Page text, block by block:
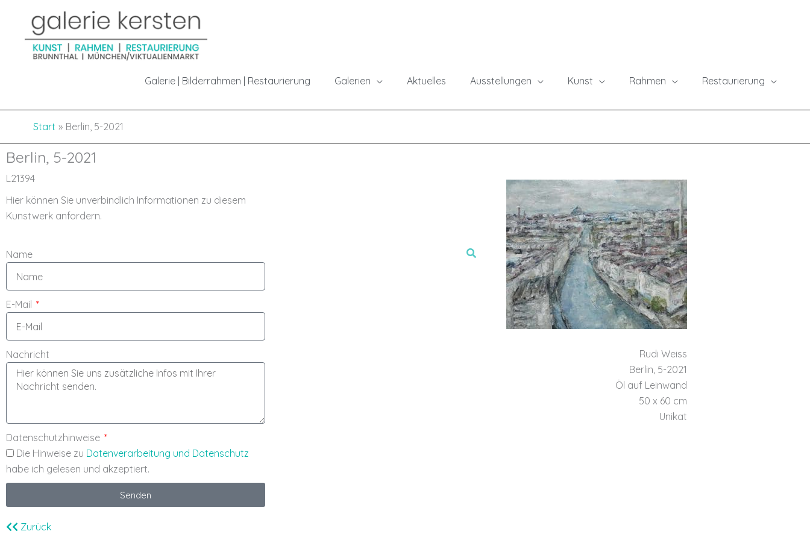
springen
springen
Galerie | Bilderrahmen | Restaurierung Galerien Aktuelles Ausstellungen Kunst Rahmen Restaurierung
Start Berlin, 5-2021
Berlin, 5-2021
L21394
Hier können Sie unverbindlich Informationen zu diesem
Kunstwerk anfordern.
Name
E-Mail
Nachricht
Datenschutzhinweise
Die Hinweise zu Datenverarbeitung und Datenschutz
habe ich gelesen und akzeptiert.
Senden
Rudi Weiss
Berlin, 5-2021
Öl auf Leinwand
50 x 60 cm
Unikat
Zurück